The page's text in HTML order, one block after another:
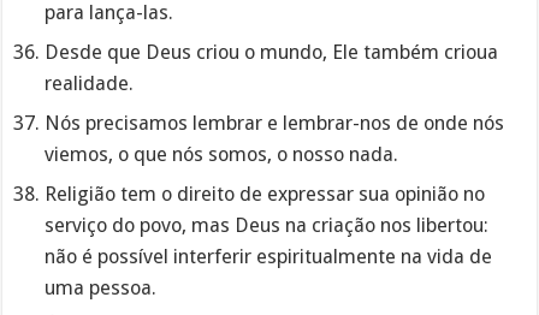
para lança-las.
Desde que Deus criou o mundo, Ele também crioua
realidade.
Nós precisamos lembrar e lembrar-nos de onde nós
viemos, o que nós somos, o nosso nada.
Religião tem o direito de expressar sua opinião no
serviço do povo, mas Deus na criação nos libertou:
não é possível interferir espiritualmente na vida de
uma pessoa.